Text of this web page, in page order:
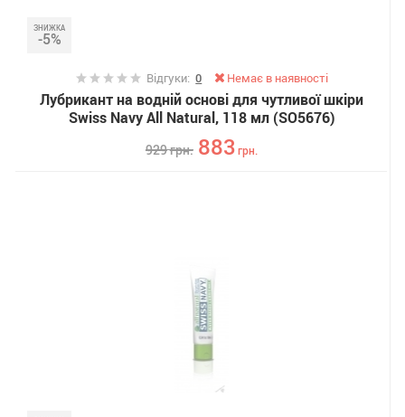
ЗНИЖКА
-5%
Відгуки:0 Немає в наявності
Лубрикант на водній основі для чутливої ​​шкіри
Swiss Navy All Natural, 118 мл (SO5676)
929грн. 883грн.